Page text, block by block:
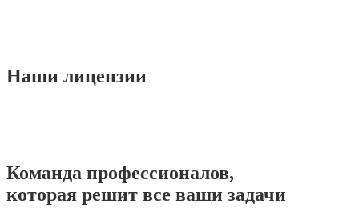
Наши лицензии
Команда профессионалов,
которая решит все ваши задачи